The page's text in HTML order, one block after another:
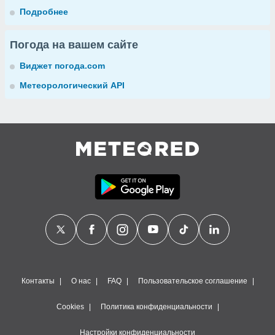
Подробнее
Погода на вашем сайте
Виджет погода.com
Метеорологический API
Контакты О нас FAQ Пользовательское соглашение
Cookies Политика конфиденциальности
Настройки конфиденциальности